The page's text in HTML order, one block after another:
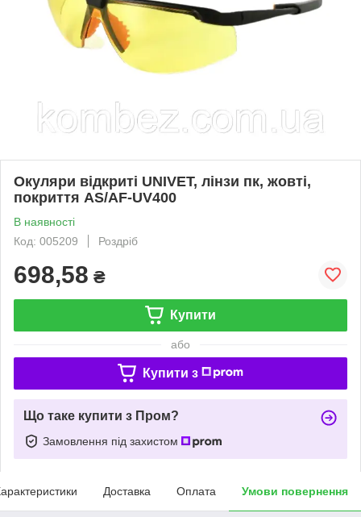
Окуляри відкриті UNIVET, лінзи пк, жовті,
покриття AS/AF-UV400
В наявності
Код: 005209
Роздріб
698,58 ₴
Купити
або
Купити з
Що таке купити з Пром?
Замовлення під захистом
Доставка Оплата Умови повернення